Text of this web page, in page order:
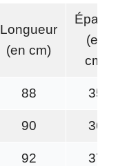
Longueur
(en cm)
Épaule
(en
cm)
88 35
90 36
92 37